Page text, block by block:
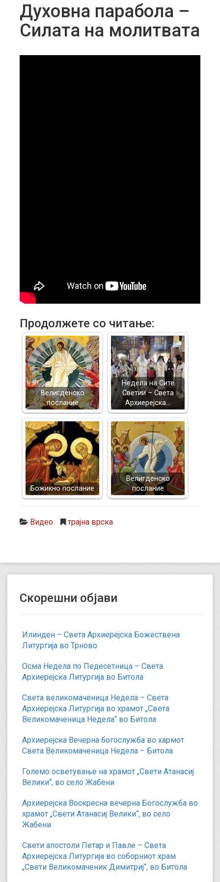
Духовнa параболa –
Силата на молитвата
Продолжете со читање:
Велигденско
послание
Недела на Сите
Светии – Света
Архиерејска…
Божикно послание
Велигденско
послание
Видео трајна врска
Скорешни објави
Илинден – Света Архиерејска Божествена
Литургија во Трново
Осма Недела по Педесетница – Света
Архиерејска Литургија во Битола
Света великомаченица Недела – Света
Архиерејска Литургија во храмот „Света
Великомаченица Недела“ во Битола
Архиерејска Вечерна богослужба во хармот
Света Великомаченица Недела – Битола
Големо осветување на храмот „Свети Атанасиј
Велики“, во село Жабени
Архиерејска Воскресна вечерна Богослужба во
храмот „Свети Атанасиј Велики“, во село
Жабени
Свети апостоли Петар и Павле – Света
Архиерејска Литургија во соборниот храм
„Свети Великомаченик Димитриј“, во Битола